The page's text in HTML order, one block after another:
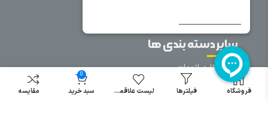
سایر دسته بندی ها
خرید کلید اتومات
خرید کنتاکتور
خرید فیوز
فروشگاه فیلترها لیست علاقمندی
0
سبد خرید مقایسه